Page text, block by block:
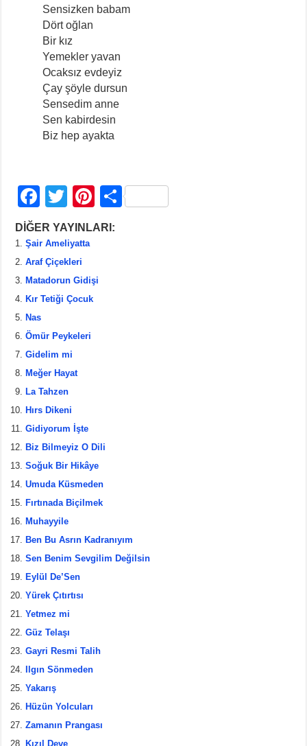
Sensizken babam
Dört oğlan
Bir kız
Yemekler yavan
Ocaksız evdeyiz
Çay şöyle dursun
Sensedim anne
Sen kabirdesin
Biz hep ayakta
F
a
c
e
b
o
o
k
T
wi
tt
er
Pi
nt
st
S
DİĞER YAYINLARI:
Şair Ameliyatta
Araf Çiçekleri
Matadorun Gidişi
Kır Tetiği Çocuk
Nas
Ömür Peykeleri
Gidelim mi
Meğer Hayat
La Tahzen
Hırs Dikeni
Gidiyorum İşte
Biz Bilmeyiz O Dili
Soğuk Bir Hikâye
Umuda Küsmeden
Fırtınada Biçilmek
Muhayyile
Ben Bu Asrın Kadranıyım
Sen Benim Sevgilim Değilsin
Eylül De’Sen
Yürek Çıtırtısı
Yetmez mi
Güz Telaşı
Gayri Resmi Talih
Ilgın Sönmeden
Yakarış
Hüzün Yolcuları
Zamanın Prangası
Kızıl Deve